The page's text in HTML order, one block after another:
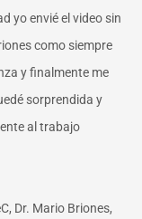
yo envié el video sin
como siempre
y finalmente me
sorprendida y
al trabajo
Dr. Mario Briones,